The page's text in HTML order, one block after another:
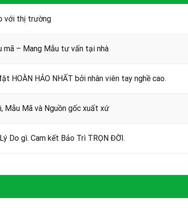
với thị trường
mã – Mang Mẫu tư vấn tại nhà
HOÀN HẢO NHẤT bởi nhân viên tay nghề cao.
Mẫu Mã và Nguồn gốc xuất xứ
Do gì. Cam kết Bảo Trì TRỌN ĐỜI.